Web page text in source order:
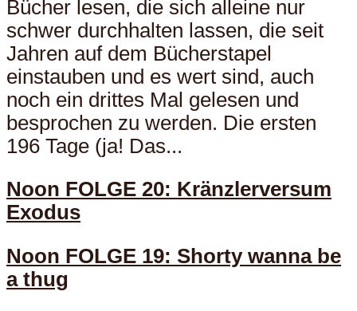
Bücher lesen, die sich alleine nur
schwer durchhalten lassen, die seit
Jahren auf dem Bücherstapel
einstauben und es wert sind, auch
noch ein drittes Mal gelesen und
besprochen zu werden. Die ersten
196 Tage (ja! Das...
Noon FOLGE 20: Kränzlerversum
Exodus
Noon FOLGE 19: Shorty wanna be
a thug